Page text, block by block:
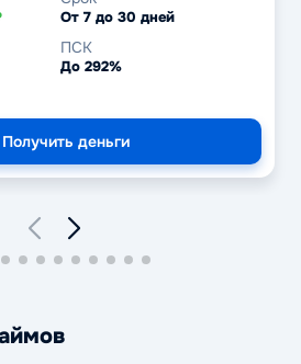
От 7 до 30 дней
ПСК
До 292%
Получить деньги